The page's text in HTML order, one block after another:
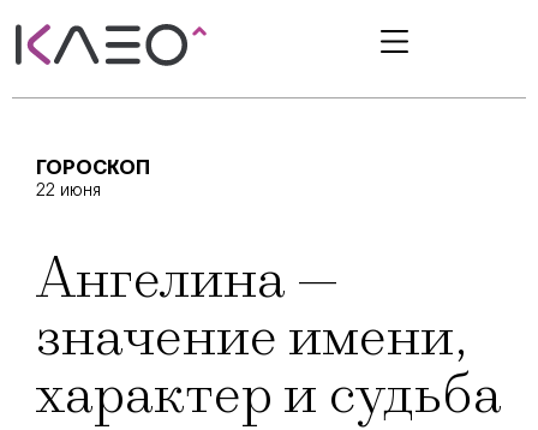
ГОРОСКОП
22 июня
Ангелина —
значение имени,
характер и судьба